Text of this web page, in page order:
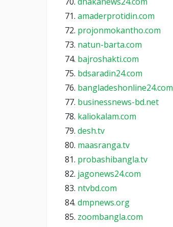
amaderprotidin.com
projonmokantho.com
natun-barta.com
bajroshakti.com
bdsaradin24.com
bangladeshonline24.com
businessnews-bd.net
kaliokalam.com
desh.tv
maasranga.tv
probashibangla.tv
jagonews24.com
ntvbd.com
dmpnews.org
zoombangla.com